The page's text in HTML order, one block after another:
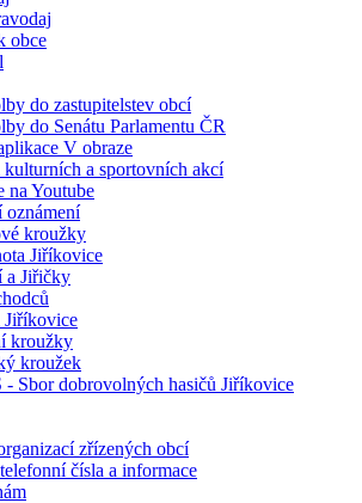
obce
do zastupitelstev obcí
do Senátu Parlamentu ČR
V obraze
kulturních a sportovních akcí
na Youtube
oznámení
kroužky
Jiříkovice
a Jiřičky
Jiříkovice
kroužky
kroužek
- Sbor dobrovolných hasičů Jiříkovice
zřízených obcí
čísla a informace